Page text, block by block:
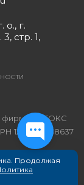
о., г.
стр. 1,
фирма ХОТОКС
1215000038637
Продолжая